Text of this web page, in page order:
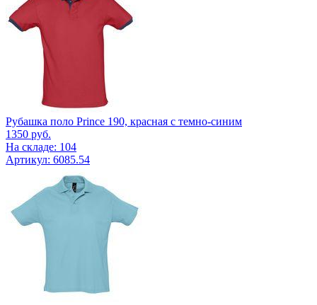
Рубашка поло Prince 190, красная с темно-синим
1350 руб.
На складе: 104
Артикул: 6085.54